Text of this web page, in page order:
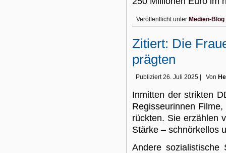
Veröffentlicht unter Medien-Blog
Zitiert: Die
prägten
Publiziert 26. Juli 2025 Von
Inmitten der strikten
Regisseurinnen
rückten. Sie erzählen
Stärke – schnörkellos
Andere sozialistische